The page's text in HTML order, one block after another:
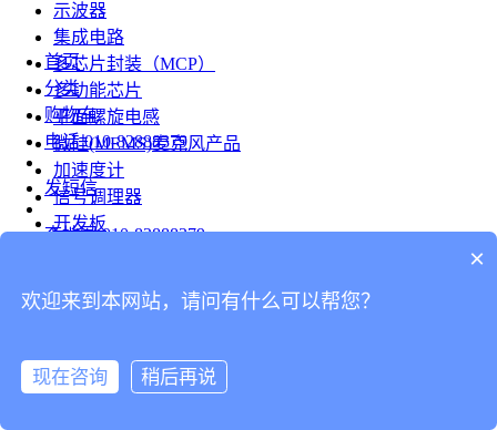
示波器
集成电路
多芯片封装（MCP）
多功能芯片
平面螺旋电感
微硅(MEMS)麦克风产品
加速度计
信号调理器
开发板
台式仪表
连接器
首页
分类
购物车
电话 010-82888379
发短信
查地图 010-82888379
分享
×
欢迎来到本网站，请问有什么可以帮您？
现在咨询 稍后再说